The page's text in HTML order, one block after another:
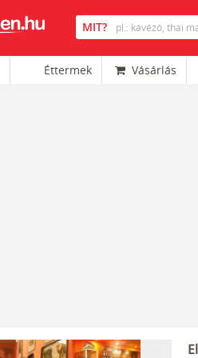
Éttermek Vásárlás